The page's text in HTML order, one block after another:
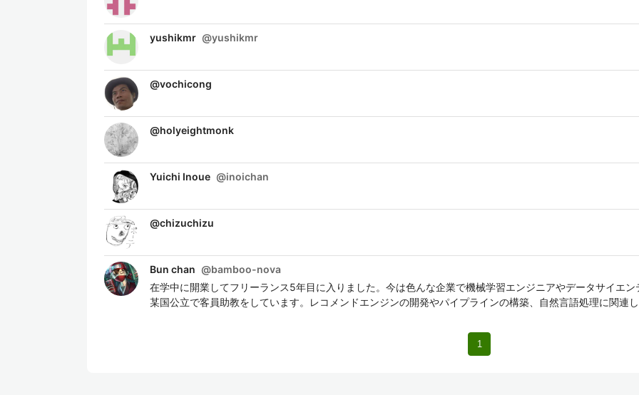
yushikmr @yushikmr
@vochicong
@holyeightmonk
Yuichi Inoue @inoichan
@chizuchizu
Bun chan @bamboo-nova
在学中に開業してフリーランス5年目に入りました。今は色んな企業で機械学習エンジニアやデータサイエン
某国公立で客員助教をしています。レコメンドエンジンの開発やパイプラインの構築、自然言語処理に関連
1